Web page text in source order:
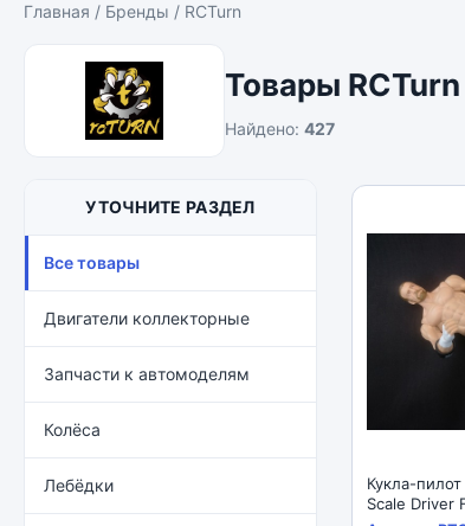
Главная / Бренды / RCTurn
Товары RCTurn
Найдено: 427
УТОЧНИТЕ РАЗДЕЛ
Все товары
Двигатели коллекторные
Запчасти к автомоделям
Колёса
Лебёдки
Кукла-пилот
Scale Driver